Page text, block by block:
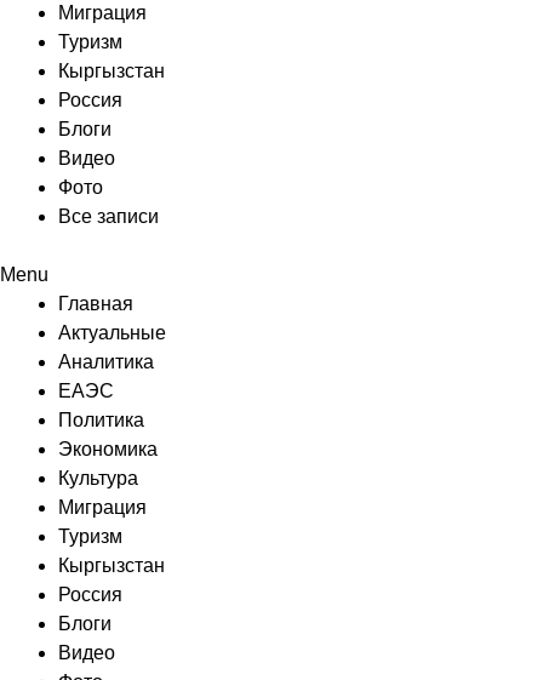
Миграция
Туризм
Кыргызстан
Россия
Блоги
Видео
Фото
Все записи
Menu
Главная
Актуальные
Аналитика
ЕАЭС
Политика
Экономика
Культура
Миграция
Туризм
Кыргызстан
Россия
Блоги
Видео